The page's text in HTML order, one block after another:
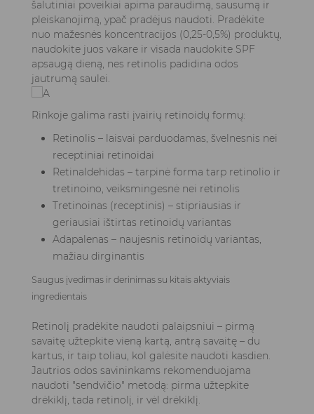
šalutiniai poveikiai apima paraudimą, sausumą ir
pleiskanojimą, ypač pradėjus naudoti. Pradėkite
nuo mažesnės koncentracijos (0,25-0,5%) produktų,
naudokite juos vakare ir visada naudokite SPF
apsaugą dieną, nes retinolis padidina odos
jautrumą saulei.
Rinkoje galima rasti įvairių retinoidų formų:
Retinolis – laisvai parduodamas, švelnesnis nei
receptiniai retinoidai
Retinaldehidas – tarpinė forma tarp retinolio ir
tretinoino, veiksmingesnė nei retinolis
Tretinoinas (receptinis) – stipriausias ir
geriausiai ištirtas retinoidų variantas
Adapalenas – naujesnis retinoidų variantas,
mažiau dirginantis
Saugus įvedimas ir derinimas su kitais aktyviais
ingredientais
Retinolį pradėkite naudoti palaipsniui – pirmą
savaitę užtepkite vieną kartą, antrą savaitę – du
kartus, ir taip toliau, kol galėsite naudoti kasdien.
Jautrios odos savininkams rekomenduojama
naudoti "sendvičio" metodą: pirma užtepkite
drėkiklį, tada retinolį, ir vėl drėkiklį.